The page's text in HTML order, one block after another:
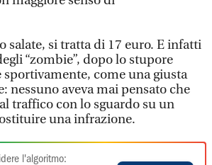
salate, si tratta di 17 euro. E infatti
“zombie”, dopo lo stupore
come una giusta
nessuno aveva mai pensato che
traffico con lo sguardo su un
una infrazione.
l'algoritmo: